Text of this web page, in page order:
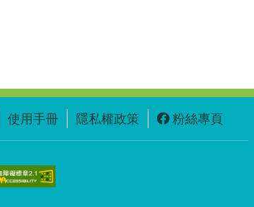
使用手冊 隱私權政策 粉絲專頁